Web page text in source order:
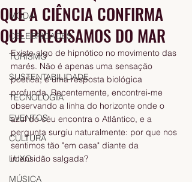
MODA
CELEBRIDADES
TURISMO
SUSTENTABILIDADE
TECNOLOGIA
EVENTOS
CULTURA
LUXO
MÚSICA
QUE A CIÊNCIA CONFIRMA
QUE PRECISAMOS DO MAR
Existe algo de hipnótico no movimento das
marés. Não é apenas uma sensação
poética; é uma resposta biológica
profunda. Recentemente, encontrei-me
observando a linha do horizonte onde o
azul do céu encontra o Atlântico, e a
pergunta surgiu naturalmente: por que nos
sentimos tão "em casa" diante da
imensidão salgada?